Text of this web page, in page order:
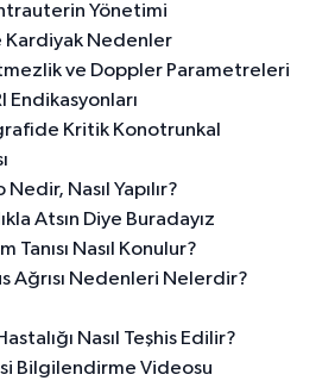
Yönetimi
Kardiyak Nedenler
ve Doppler Parametreleri
Endikasyonları
Kritik Konotrunkal
Nasıl Yapılır?
Atsın Diye Buradayız
Nasıl Konulur?
Ağrısı Nedenleri Nelerdir?
Nasıl Teşhis Edilir?
Bilgilendirme Videosu